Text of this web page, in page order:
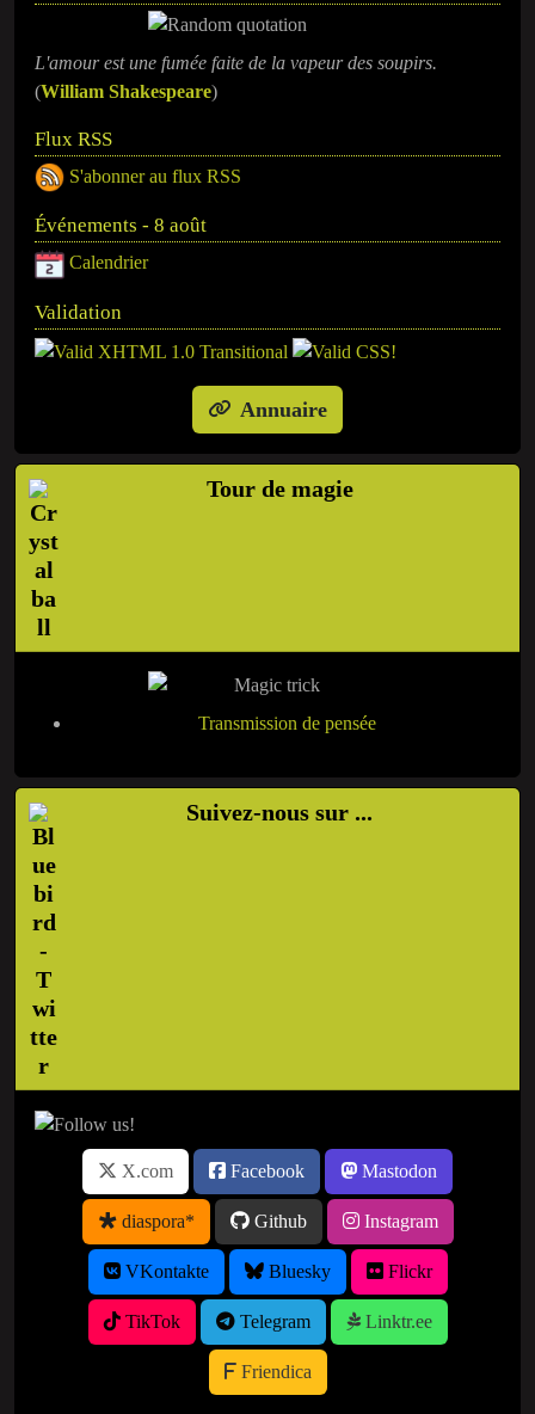
L'amour est une fumée faite de la vapeur des soupirs.
(William Shakespeare)
Flux RSS
S'abonner au flux RSS
Événements - 8 août
Calendrier
Validation
Annuaire
Tour de magie
Transmission de pensée
Suivez-nous sur ...
X.com Facebook Mastodon
diaspora* Github Instagram
VKontakte Bluesky Flickr
TikTok Telegram Linktr.ee
Friendica